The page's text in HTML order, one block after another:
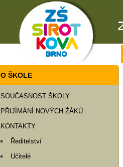
O ŠKOLE
SOUČASNOST ŠKOLY
PŘIJÍMÁNÍ NOVÝCH ŽÁKŮ
KONTAKTY
Ředitelství
Učitelé